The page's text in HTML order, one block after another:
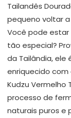
Você pode
tão especial?
da Tailândia, ele
enriquecido com
Kudzu Vermelho
processo de
naturais puros e